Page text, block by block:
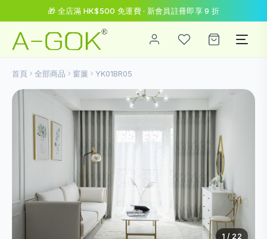
🎁 全店滿 HK$500 免運費 · 新會員註冊即享 9 折
首頁 全部商品 窗簾 YK01BR05
1 / 22